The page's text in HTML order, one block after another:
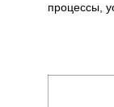
процессы,